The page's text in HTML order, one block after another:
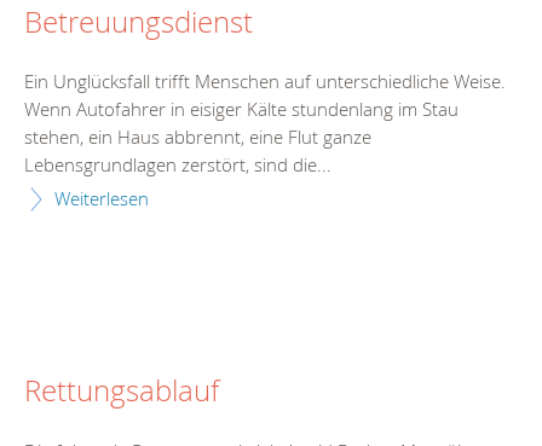
Betreuungsdienst
Ein Unglücksfall trifft Menschen auf unterschiedliche Weise.
Wenn Autofahrer in eisiger Kälte stundenlang im Stau
stehen, ein Haus abbrennt, eine Flut ganze
Lebensgrundlagen zerstört, sind die...
Weiterlesen
Rettungsablauf